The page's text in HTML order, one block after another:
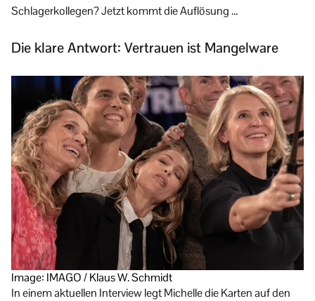
Schlagerkollegen? Jetzt kommt die Auflösung …
Die klare Antwort: Vertrauen ist Mangelware
Image: IMAGO / Klaus W. Schmidt
In einem aktuellen Interview legt Michelle die Karten auf den